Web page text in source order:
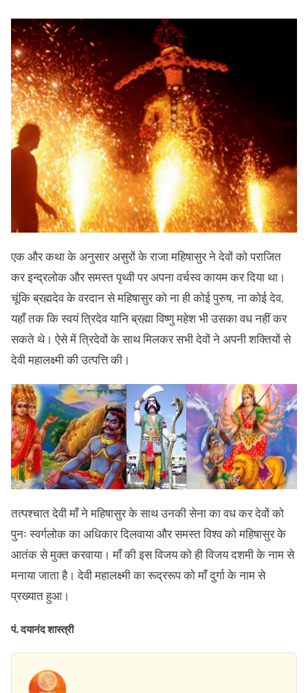
एक और कथा के अनुसार असुरों के राजा महिषासुर ने देवों को पराजित
कर इन्द्रलोक और समस्त पृथ्वी पर अपना वर्चस्व कायम कर दिया था।
चूंकि ब्रह्मदेव के वरदान से महिषासुर को ना ही कोई पुरुष, ना कोई देव,
यहाँ तक कि स्वयं त्रिदेव यानि ब्रह्मा विष्णु महेश भी उसका वध नहीं कर
सकते थे। ऐसे में त्रिदेवों के साथ मिलकर सभी देवों ने अपनी शक्तियों से
देवी महालक्ष्मी की उत्पत्ति की।
तत्पश्चात देवी माँ ने महिषासुर के साथ उनकी सेना का वध कर देवों को
पुनः स्वर्गलोक का अधिकार दिलवाया और समस्त विश्व को महिषासुर के
आतंक से मुक्त करवाया। माँ की इस विजय को ही विजय दशमी के नाम से
मनाया जाता है। देवी महालक्ष्मी का रूद्ररूप को माँ दुर्गा के नाम से
प्रख्यात हुआ।
पं. दयानंद शास्त्री